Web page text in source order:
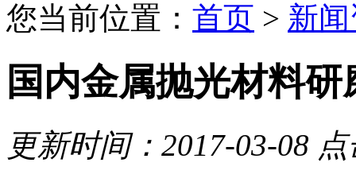
您当前位置： 首页 > 新
国内金属抛光材料
更新时间：2017-03-08